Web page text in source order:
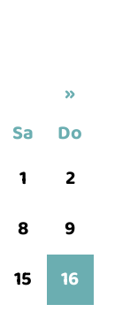
»
Sa
Do
1
2
8
9
15
16